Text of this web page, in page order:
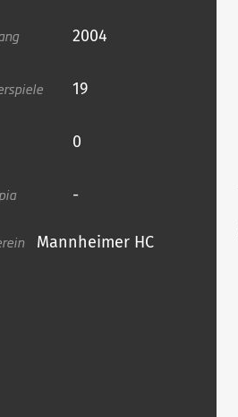
2004
19
0
-
Mannheimer HC